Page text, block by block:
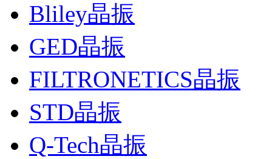
Bliley晶振
GED晶振
FILTRONETICS晶振
STD晶振
Q-Tech晶振